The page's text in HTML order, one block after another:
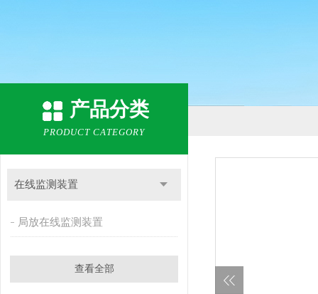
产品分类
PRODUCT CATEGORY
在线监测装置
局放在线监测装置
查看全部